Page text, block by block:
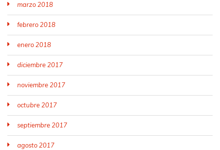
marzo 2018
febrero 2018
enero 2018
diciembre 2017
noviembre 2017
octubre 2017
septiembre 2017
agosto 2017